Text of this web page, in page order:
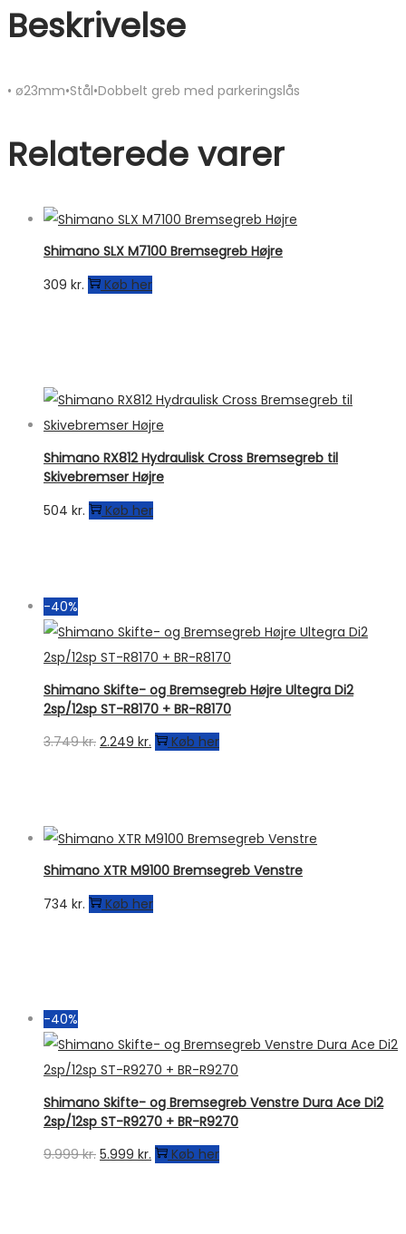
Beskrivelse
• ø23mm•Stål•Dobbelt greb med parkeringslås
Relaterede varer
Shimano SLX M7100 Bremsegreb Højre
309 kr. Køb her
Shimano RX812 Hydraulisk Cross Bremsegreb til
Skivebremser Højre
504 kr. Køb her
-40%
Shimano Skifte- og Bremsegreb Højre Ultegra Di2
2sp/12sp ST-R8170 + BR-R8170
3.749kr. Den
3.749 kr..
2.249 kr. Den
2.249 kr..
Køb her
Shimano XTR M9100 Bremsegreb Venstre
734 kr. Køb her
-40%
Shimano Skifte- og Bremsegreb Venstre Dura Ace Di2
2sp/12sp ST-R9270 + BR-R9270
9.999kr. Den
5.999 kr. DenKøb her